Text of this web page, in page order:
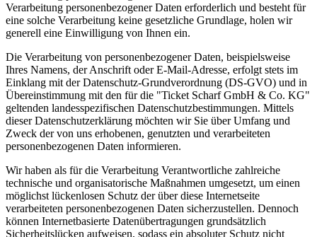
Verarbeitung personenbezogener Daten erforderlich und besteht für
eine solche Verarbeitung keine gesetzliche Grundlage, holen wir
generell eine Einwilligung von Ihnen ein.
Die Verarbeitung von personenbezogener Daten, beispielsweise
Ihres Namens, der Anschrift oder E-Mail-Adresse, erfolgt stets im
Einklang mit der Datenschutz-Grundverordnung (DS-GVO) und in
Übereinstimmung mit den für die "Ticket Scharf GmbH & Co. KG"
geltenden landesspezifischen Datenschutzbestimmungen. Mittels
dieser Datenschutzerklärung möchten wir Sie über Umfang und
Zweck der von uns erhobenen, genutzten und verarbeiteten
personenbezogenen Daten informieren.
Wir haben als für die Verarbeitung Verantwortliche zahlreiche
technische und organisatorische Maßnahmen umgesetzt, um einen
möglichst lückenlosen Schutz der über diese Internetseite
verarbeiteten personenbezogenen Daten sicherzustellen. Dennoch
können Internetbasierte Datenübertragungen grundsätzlich
Sicherheitslücken aufweisen, sodass ein absoluter Schutz nicht